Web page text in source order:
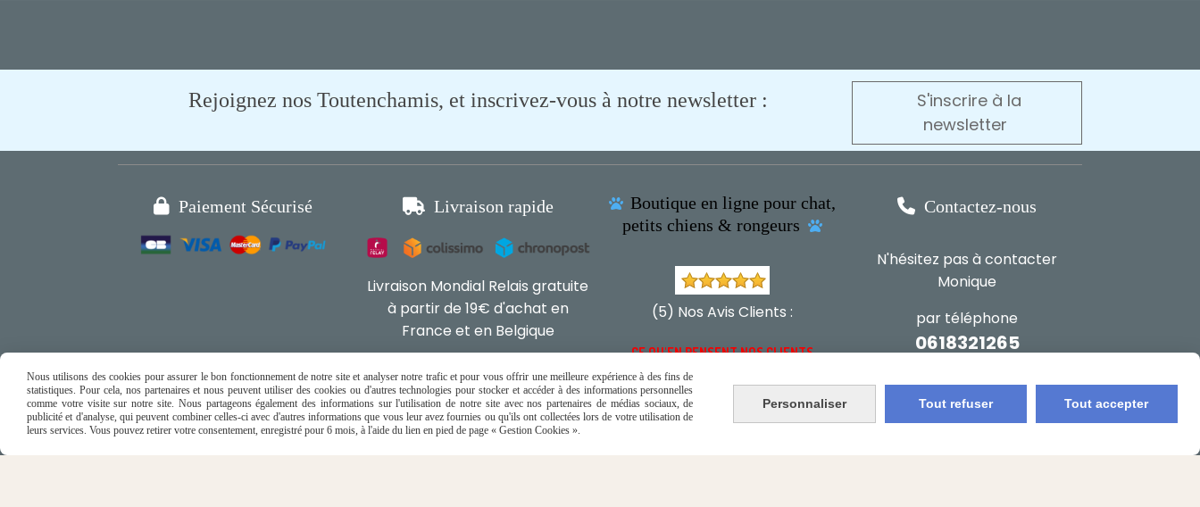
Rejoignez nos Toutenchamis, et inscrivez-vous à notre newsletter :
S'inscrire à la
newsletter
 Paiement Sécurisé  Livraison rapide
Livraison Mondial Relais gratuite
à partir de 19€ d'achat en
France et en Belgique
 Boutique en ligne pour chat,
petits chiens & rongeurs

(5) Nos Avis Clients :
CE QU'EN PENSENT NOS CLIENTS
 Contactez-nous
N'hésitez pas à contacter
Monique
par téléphone
0618321265
ou par message
ENVOYER UN MESSAGE
Nous utilisons des cookies pour assurer le bon fonctionnement de notre site et analyser notre trafic et pour vous offrir une meilleure expérience à des fins de
statistiques. Pour cela, nos partenaires et nous peuvent utiliser des cookies ou d'autres technologies pour stocker et accéder à des informations personnelles
comme votre visite sur notre site. Nous partageons également des informations sur l'utilisation de notre site avec nos partenaires de médias sociaux, de
publicité et d'analyse, qui peuvent combiner celles-ci avec d'autres informations que vous leur avez fournies ou qu'ils ont collectées lors de votre utilisation de
leurs services. Vous pouvez retirer votre consentement, enregistré pour 6 mois, à l'aide du lien en pied de page « Gestion Cookies ».
Personnaliser Tout refuser Tout accepter